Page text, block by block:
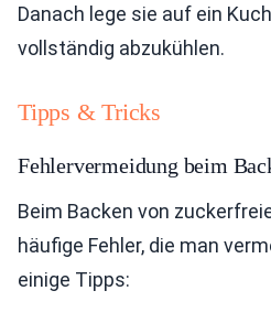
Danach lege sie auf ein
vollständig abzukühlen.
Tipps & Tricks
Fehlervermeidung beim
Beim Backen von
häufige Fehler, die man
einige Tipps: